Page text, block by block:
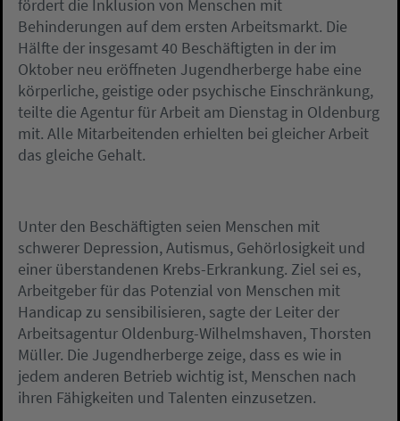
fördert die Inklusion von Menschen mit
Behinderungen auf dem ersten Arbeitsmarkt. Die
Hälfte der insgesamt 40 Beschäftigten in der im
Oktober neu eröffneten Jugendherberge habe eine
körperliche, geistige oder psychische Einschränkung,
teilte die Agentur für Arbeit am Dienstag in Oldenburg
mit. Alle Mitarbeitenden erhielten bei gleicher Arbeit
das gleiche Gehalt.
Unter den Beschäftigten seien Menschen mit
schwerer Depression, Autismus, Gehörlosigkeit und
einer überstandenen Krebs-Erkrankung. Ziel sei es,
Arbeitgeber für das Potenzial von Menschen mit
Handicap zu sensibilisieren, sagte der Leiter der
Arbeitsagentur Oldenburg-Wilhelmshaven, Thorsten
Müller. Die Jugendherberge zeige, dass es wie in
jedem anderen Betrieb wichtig ist, Menschen nach
ihren Fähigkeiten und Talenten einzusetzen.